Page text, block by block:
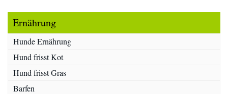
Ernährung
Hunde Ernährung
Hund frisst Kot
Hund frisst Gras
Barfen